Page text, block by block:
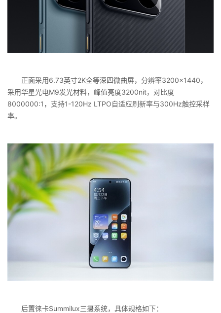
正面采用6.73英寸2K全等深四微曲屏，分辨率3200×1440，
采用华星光电M9发光材料，峰值亮度3200nit，对比度
8000000:1，支持1-120Hz LTPO自适应刷新率与300Hz触控采样
率。
后置徕卡Summilux三摄系统，具体规格如下：